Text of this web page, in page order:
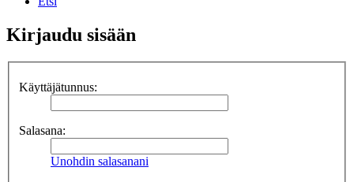
Kirjaudu sisään
Käyttäjätunnus:
Salasana:
Unohdin salasanani